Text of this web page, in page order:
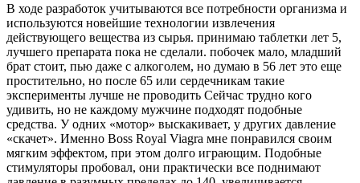
В ходе разработок учитываются все потребности организма и
используются новейшие технологии извлечения
действующего вещества из сырья. принимаю таблетки лет 5,
лучшего препарата пока не сделали. побочек мало, младший
брат стоит, пью даже с алкоголем, но думаю в 56 лет это еще
простительно, но после 65 или сердечникам такие
эксперименты лучше не проводить Сейчас трудно кого
удивить, но не каждому мужчине подходят подобные
средства. У одних «мотор» выскакивает, у других давление
«скачет». Именно Boss Royal Viagra мне понравился своим
мягким эффектом, при этом долго играющим. Подобные
стимуляторы пробовал, они практически все поднимают